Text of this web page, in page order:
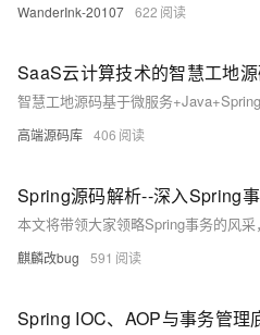
WanderInk-20107 622
高端源码库 406
Spring源码解析--深入Spring
麒麟改bug 591
Spring IOC、AOP与事务管理